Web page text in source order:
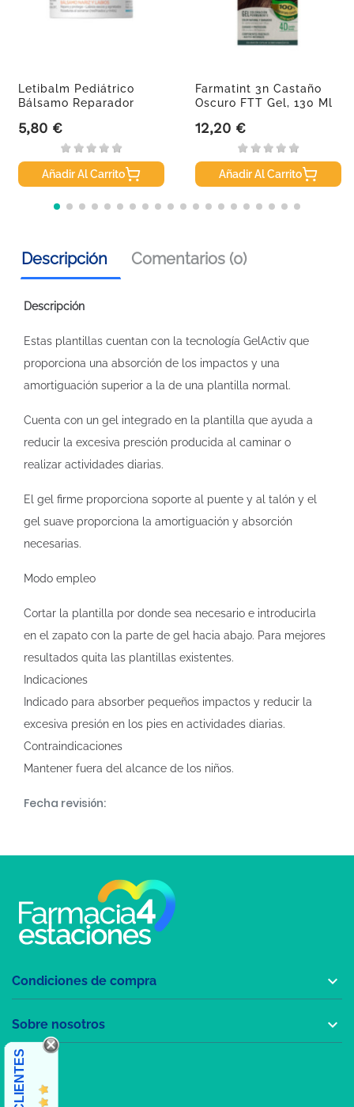
Letibalm Pediátrico
Bálsamo Reparador
Precio
5,80 €
Añadir Al Carrito
Farmatint 3n Castaño
Oscuro FTT Gel, 130 Ml
Precio
12,20 €
Añadir Al Carrito
Descripción Comentarios (0)
Descripción
Estas plantillas cuentan con la tecnología GelActiv que
proporciona una absorción de los impactos y una
amortiguación superior a la de una plantilla normal.
Cuenta con un gel integrado en la plantilla que ayuda a
reducir la excesiva presción producida al caminar o
realizar actividades diarias.
El gel firme proporciona soporte al puente y al talón y el
gel suave proporciona la amortiguación y absorción
necesarias.
Modo empleo
Cortar la plantilla por donde sea necesario e introducirla
en el zapato con la parte de gel hacia abajo. Para mejores
resultados quita las plantillas existentes.
Indicaciones
Indicado para absorber pequeños impactos y reducir la
excesiva presión en los pies en actividades diarias.
Contraindicaciones
Mantener fuera del alcance de los niños.
Fecha revisión:
Condiciones de compra 
Sobre nosotros 